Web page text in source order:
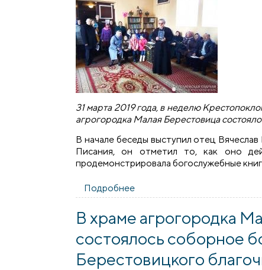
31 марта 2019 года, в неделю
агрогородка Малая Берестовица
В начале беседы выступил отец
Писания, он отметил то, как оно
продемонстрировала богослужебные
Подробнее
В храме агрогородка
состоялось соборное
Берестовицкого